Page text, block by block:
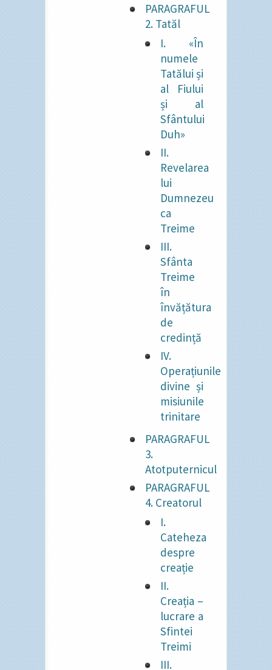
PARAGRAFUL
2. Tatăl
I. «În
numele
Tatălui și
al Fiului
și al
Sfântului
Duh»
II.
Revelarea
lui
Dumnezeu
ca
Treime
III.
Sfânta
Treime
în
învățătura
de
credință
IV.
Operațiunile
divine și
misiunile
trinitare
PARAGRAFUL
3.
Atotputernicul
PARAGRAFUL
4. Creatorul
I.
Cateheza
despre
creație
II.
Creația –
lucrare a
Sfintei
Treimi
III.